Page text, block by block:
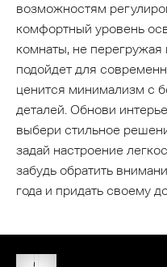
возможностям
комфортный уровень
комнаты, не перегружая
подойдет для
ценится минимализм с
деталей. Обнови
выбери стильное
задай настроение
забудь обратить
года и придать своему